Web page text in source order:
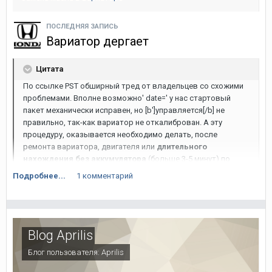
возникал ФАУ какая приборка в инсайте, сейчас еще и фау
какие коврики, где взял )))[/quote']
ПОСЛЕДНЯЯ ЗАПИСЬ
Вариатор дергает
Цитата
По ссылке PST обширный тред от владельцев со схожими
проблемами. Вполне возможно' date=' у нас стартовый
пакет механически исправен, но [b']управляется[/b] не
правильно, так-как вариатор не откалиброван. А эту
процедуру, оказывается необходимо делать, после
ремонта вариатора, двигателя или длительного
нахождения без аккумулятора (больше 3-5 минут) по
мануалу. Наш вариант последний, ибо корабль, поезд, и
автомобилевоз, там все со снятым AКБ.
Приведу выжимки из форума фитоводов. Есть два способа
калибровки:
Подробнее... 1 комментарий
Blog Aprilis
Блог пользователя: Aprilis